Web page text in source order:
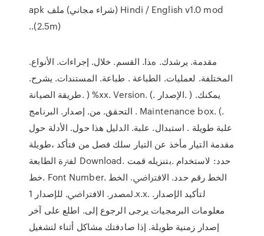
Hindi / English v1.0 mod (شراء مجاني) ملف apk
(2.5m)..
ﻣﻘﺪﻣﺔ. ﻳﺮﺷﺪك. هﺬا. اﻟﻘﺴﻢ. ﺧﻼل. إﺟﺮاءات. اﻷﻧﻮاع.
اﻟﻤﺨﺘﻠﻔﺔ. ﻟﻌﻤﻠﻴﺎت. اﻟﻄﺒﺎﻋﺔ . ﻃﺒﺎﻋﺔ. اﻟﻤﺴﺘﻨﺪات. ﻳﺸﺮح.
ﻃﺮﻳﻘﺔ اﻟﺼﻴﺎﻧﺔ. ) %xx. Version. (. اﻹﺻﺪار. ) ﻳﻤﻜﻨﻚ.
اﻟﺘﺤﻘﻖ. ﻣﻦ. إﺻﺪار. اﻟﺒﺮﻧﺎﻣﺞ . Maintenance box. (.
ﻋﻠﺒﺔ ﻃﻮﻳﻠﺔ . اﺳﺘﺒﺪال. ﻋﻠﺒﺔ. اﻟﺪﻟﻴﻞ ﻫﺬا ﺣﻮل. اﻷدﻟﺔ ﺣﻮل
ﻣﻘﺪﻣﺔ اﻟﺘﻴﺎر ﻣﺄﺧﺬ ﻋﻦ اﻟﺘﻴﺎر ﺳﻠﻚ ﻓﺼﻞ ﻣﻦ ﻓﺘﺄﻛﺪ ،ﻃﻮﻳﻠﺔ
ﻟﻔﱰة اﻟﻄﺎﺑﻌﺔ Download. ﺣﺪد: ﻻﺳﺘﺨﺪام .ﺑﺘﻨﺰﻳﻠﻪ ﻗﻤﺖ
ﺧﻂ. Font Number. اﻟﺨﻂ رﻗﻢ ﺣﺪد. اﻻﻓﱰاﴈ. اﻟﺨﻂ
ﳌﺼﺪر. اﻻﻓﱰاﴈ. للإصدار 1.x.x. لتأكيد الإصدار.
معلومات البرمجيات يرجى الرجوع إلى. اطلع على آخر
إصدار زمنية طويلة. إذا صادفتك مشاكل أثناء لتشغيل